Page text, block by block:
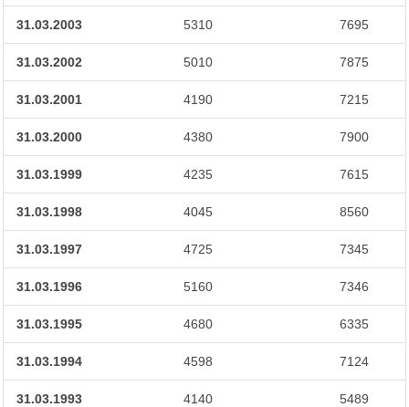
31.03.2003 5310 7695
31.03.2002 5010 7875
31.03.2001 4190 7215
31.03.2000 4380 7900
31.03.1999 4235 7615
31.03.1998 4045 8560
31.03.1997 4725 7345
31.03.1996 5160 7346
31.03.1995 4680 6335
31.03.1994 4598 7124
31.03.1993 4140 5489